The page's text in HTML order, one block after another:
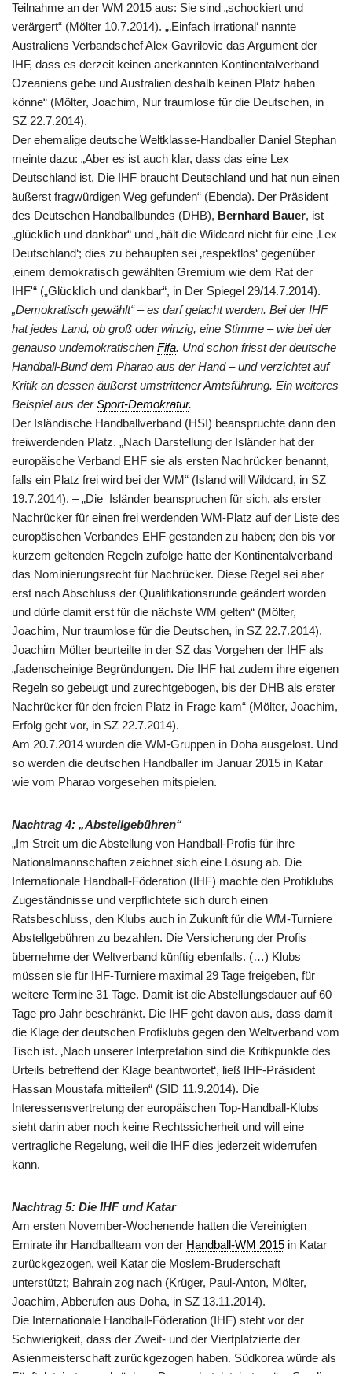
Teilnahme an der WM 2015 aus: Sie sind „schockiert und
verärgert“ (Mölter 10.7.2014). „‚Einfach irrational‘ nannte
Australiens Verbandschef Alex Gavrilovic das Argument der
IHF, dass es derzeit keinen anerkannten Kontinentalverband
Ozeaniens gebe und Australien deshalb keinen Platz haben
könne“ (Mölter, Joachim, Nur traumlose für die Deutschen, in
SZ 22.7.2014).
Der ehemalige deutsche Weltklasse-Handballer Daniel Stephan
meinte dazu: „Aber es ist auch klar, dass das eine Lex
Deutschland ist. Die IHF braucht Deutschland und hat nun einen
äußerst fragwürdigen Weg gefunden“ (Ebenda). Der Präsident
des Deutschen Handballbundes (DHB), Bernhard Bauer, ist
„glücklich und dankbar“ und „hält die Wildcard nicht für eine ‚Lex
Deutschland‘; dies zu behaupten sei ‚respektlos‘ gegenüber
‚einem demokratisch gewählten Gremium wie dem Rat der
IHF'“ („Glücklich und dankbar“, in Der Spiegel 29/14.7.2014).
„Demokratisch gewählt“ – es darf gelacht werden. Bei der IHF
hat jedes Land, ob groß oder winzig, eine Stimme – wie bei der
genauso undemokratischen Fifa. Und schon frisst der deutsche
Handball-Bund dem Pharao aus der Hand – und verzichtet auf
Kritik an dessen äußerst umstrittener Amtsführung. Ein weiteres
Beispiel aus derSport-Demokratur.
Der Isländische Handballverband (HSI) beanspruchte dann den
freiwerdenden Platz. „Nach Darstellung der Isländer hat der
europäische Verband EHF sie als ersten Nachrücker benannt,
falls ein Platz frei wird bei der WM“ (Island will Wildcard, in SZ
19.7.2014). – „Die Isländer beanspruchen für sich, als erster
Nachrücker für einen frei werdenden WM-Platz auf der Liste des
europäischen Verbandes EHF gestanden zu haben; den bis vor
kurzem geltenden Regeln zufolge hatte der Kontinentalverband
das Nominierungsrecht für Nachrücker. Diese Regel sei aber
erst nach Abschluss der Qualifikationsrunde geändert worden
und dürfe damit erst für die nächste WM gelten“ (Mölter,
Joachim, Nur traumlose für die Deutschen, in SZ 22.7.2014).
Joachim Mölter beurteilte in der SZ das Vorgehen der IHF als
„fadenscheinige Begründungen. Die IHF hat zudem ihre eigenen
Regeln so gebeugt und zurechtgebogen, bis der DHB als erster
Nachrücker für den freien Platz in Frage kam“ (Mölter, Joachim,
Erfolg geht vor, in SZ 22.7.2014).
Am 20.7.2014 wurden die WM-Gruppen in Doha ausgelost. Und
so werden die deutschen Handballer im Januar 2015 in Katar
wie vom Pharao vorgesehen mitspielen.
Nachtrag 4: „Abstellgebühren“
„Im Streit um die Abstellung von Handball-Profis für ihre
Nationalmannschaften zeichnet sich eine Lösung ab. Die
Internationale Handball-Föderation (IHF) machte den Profiklubs
Zugeständnisse und verpflichtete sich durch einen
Ratsbeschluss, den Klubs auch in Zukunft für die WM-Turniere
Abstellgebühren zu bezahlen. Die Versicherung der Profis
übernehme der Weltverband künftig ebenfalls. (…) Klubs
müssen sie für IHF-Turniere maximal 29 Tage freigeben, für
weitere Termine 31 Tage. Damit ist die Abstellungsdauer auf 60
Tage pro Jahr beschränkt. Die IHF geht davon aus, dass damit
die Klage der deutschen Profiklubs gegen den Weltverband vom
Tisch ist. ‚Nach unserer Interpretation sind die Kritikpunkte des
Urteils betreffend der Klage beantwortet‘, ließ IHF-Präsident
Hassan Moustafa mitteilen“ (SID 11.9.2014). Die
Interessensvertretung der europäischen Top-Handball-Klubs
sieht darin aber noch keine Rechtssicherheit und will eine
vertragliche Regelung, weil die IHF dies jederzeit widerrufen
kann.
Nachtrag 5: Die IHF und Katar
Am ersten November-Wochenende hatten die Vereinigten
Emirate ihr Handballteam von der Handball-WM 2015 in Katar
zurückgezogen, weil Katar die Moslem-Bruderschaft
unterstützt; Bahrain zog nach (Krüger, Paul-Anton, Mölter,
Joachim, Abberufen aus Doha, in SZ 13.11.2014).
Die Internationale Handball-Föderation (IHF) steht vor der
Schwierigkeit, dass der Zweit- und der Viertplatzierte der
Asienmeisterschaft zurückgezogen haben. Südkorea würde als